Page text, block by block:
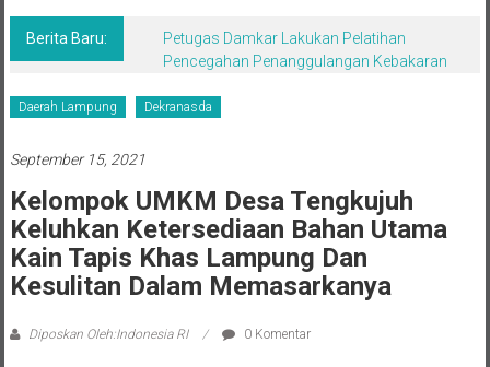
Dan
Tegas
Berita Baru:
Petugas Damkar Lakukan Pelatihan
Pencegahan Penanggulangan Kebakaran
Daerah Lampung Dekranasda
September 15, 2021
Kelompok UMKM Desa Tengkujuh
Keluhkan Ketersediaan Bahan Utama
Kain Tapis Khas Lampung Dan
Kesulitan Dalam Memasarkanya
Diposkan Oleh:Indonesia RI 0 Komentar